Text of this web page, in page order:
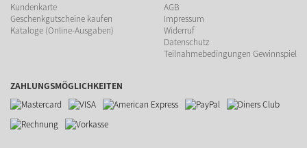
Kundenkarte
Geschenkgutscheine kaufen
Kataloge (Online-Ausgaben)
AGB
Impressum
Widerruf
Datenschutz
Teilnahmebedingungen Gewinnspiel
ZAHLUNGSMÖGLICHKEITEN